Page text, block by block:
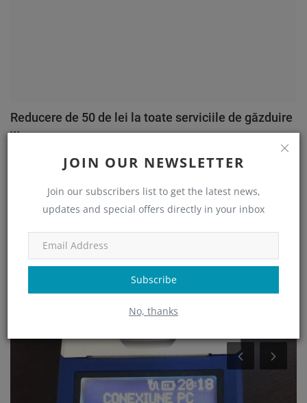
JOIN OUR NEWSLETTER
Join our subscribers list to get the latest news,
updates and special offers directly in your inbox
Subscribe
No, thanks
Reducere de 50 de lei la toate serviciile de găzduire
w...
George Sandru May 18, 2021 0 2009
CATEGORII
Personal